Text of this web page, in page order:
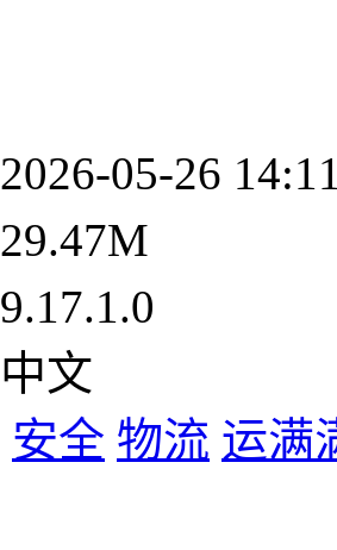
2026-05-26
29.47M
9.17.1.0
中文
安全 物流 运满